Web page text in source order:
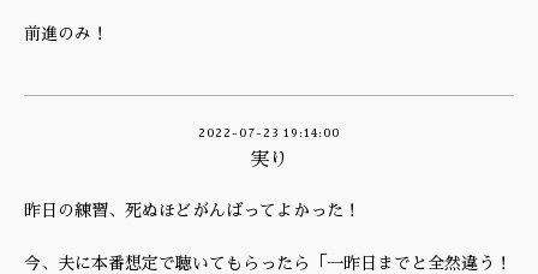
前進のみ！
2022-07-23 19:14:00
実り
昨日の練習、死ぬほどがんばってよかった！
今、夫に本番想定で聴いてもらったら「一昨日までと全然違う！